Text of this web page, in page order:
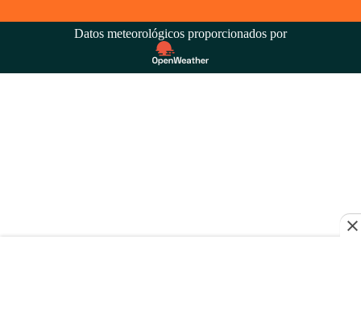
Datos meteorológicos proporcionados por